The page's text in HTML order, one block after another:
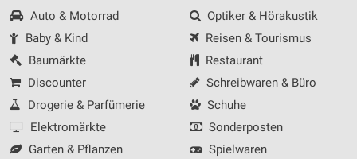
Auto & Motorrad
Baby & Kind
Baumärkte
Discounter
Drogerie & Parfümerie
Elektromärkte
Garten & Pflanzen
Optiker & Hörakustik
Reisen & Tourismus
Restaurant
Schreibwaren & Büro
Schuhe
Sonderposten
Spielwaren